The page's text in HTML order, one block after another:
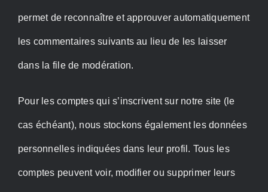
permet de reconnaître et approuver automatiquement
les commentaires suivants au lieu de les laisser
dans la file de modération.
Pour les comptes qui s’inscrivent sur notre site (le
cas échéant), nous stockons également les données
personnelles indiquées dans leur profil. Tous les
comptes peuvent voir, modifier ou supprimer leurs